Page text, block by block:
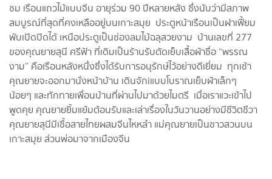
ชม เรือนแถวไม้แบบจีน อายุร่วม 90 ปีหลายหลัง ซึ่งนับว่ามีสภาพ
สมบูรณ์ที่สุดที่คงเหลืออยู่บนเกาะสมุย ประตูหน้าเรือนเป็นฝาเฟี้ยม
พับเปิดปิดได้ เหนือประตูเป็นช่องลมไม้ฉลุสวยงาม บ้านเลขที่ 277
ของคุณยายสุนี ศรีฟ้า ที่เดิมเป็นร้านรับตัดเย็บเสื้อผ้าชื่อ “พรรณ
งาม” คือเรือนหลังหนึ่งซึ่งได้รับการอนุรักษ์ไว้อย่างดีเยี่ยม ทุกเช้า
คุณยายจะออกมานั่งหน้าบ้าน เดินจักiแบบโบราณเย็บผ้าเล็กๆ
น้อยๆ และทักทายเพื่อนบ้านที่ผ่านไปมาด้วยไมตรี เมื่อเราแวะเข้าไป
พูดคุย คุณยายยิ้มแย้มต้อนรับและเล่าเรื่องในวันวานอย่างมีชีวิตชีวา
คุณยายสุนีมีเชื้อสายไทยผสมจีนไหหลำ แม่คุณยายเป็นชาวสวนบน
เกาะสมุย ส่วนพ่อมาจากเมืองจีน